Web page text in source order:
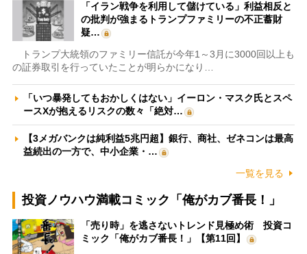
「イラン戦争を利用して儲けている」利益相反と
の批判が強まるトランプファミリーの不正蓄財
疑…
トランプ大統領のファミリー信託が今年1～3月に3000回以上も
の証券取引を行っていたことが明らかになり…
「いつ暴発してもおかしくはない」イーロン・マスク氏とスペ
ースXが抱えるリスクの数々「絶対…
【3メガバンクは純利益5兆円超】銀行、商社、ゼネコンは最高
益続出の一方で、中小企業・…
一覧を見る
投資ノウハウ満載コミック「俺がカブ番長！」
「売り時」を逃さないトレンド見極め術 投資コ
ミック「俺がカブ番長！」【第11回】